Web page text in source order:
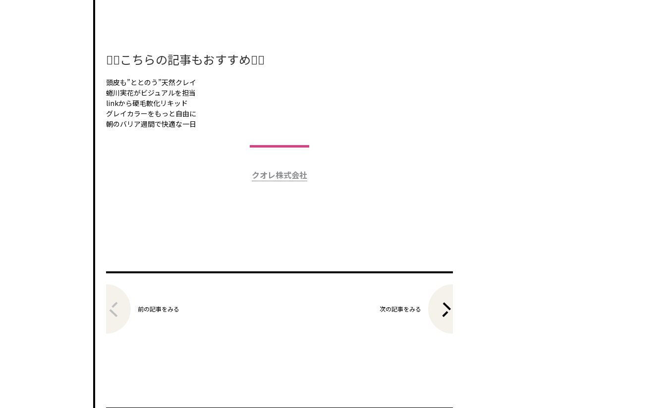
🤸‍♂️こちらの記事もおすすめ🤸‍♀️
頭皮も”ととのう”天然クレイ
蜷川実花がビジュアルを担当
linkから硬毛軟化リキッド
グレイカラーをもっと自由に
朝のバリア週間で快適な一日
クオレ株式会社
前の記事をみる 次の記事をみる